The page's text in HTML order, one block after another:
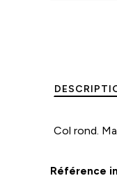
Col rond.
Référence